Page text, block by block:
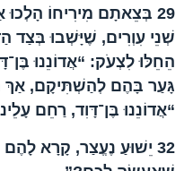
29 בְּצֵאתָם מִירִיחוֹ הָלְכוּ
שְׁנֵי עִוְרִים, שֶׁיָּשְׁבוּ בְּצַד
הֵחֵלּוּ לִצְעֹק: “אֲדוֹנֵנוּ
גָּעַר בָּהֶם לְהַשְׁתִּיקָם, אַךְ
“אֲדוֹנֵנוּ בֶּן־דָּוִד, רַחֵם
32 יֵשׁוּעַ נֶעֱצַר, קָרָא